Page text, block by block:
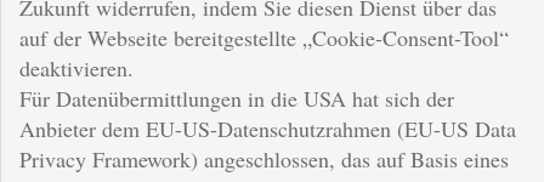
Zukunft widerrufen, indem Sie diesen Dienst über das
auf der Webseite bereitgestellte „Cookie-Consent-Tool“
deaktivieren.
Für Datenübermittlungen in die USA hat sich der
Anbieter dem EU-US-Datenschutzrahmen (EU-US Data
Privacy Framework) angeschlossen, das auf Basis eines